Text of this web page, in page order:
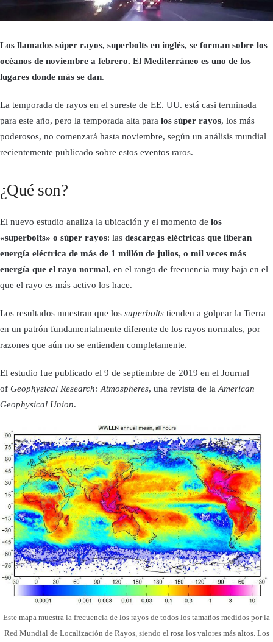
Los llamados súper rayos, superbolts en inglés, se forman sobre los
océanos de noviembre a febrero. El Mediterráneo es uno de los
lugares donde más se dan.
La temporada de rayos en el sureste de EE. UU. está casi terminada
para este año, pero la temporada alta para los súper rayos, los más
poderosos, no comenzará hasta noviembre, según un análisis mundial
recientemente publicado sobre estos eventos raros.
¿Qué son?
El nuevo estudio analiza la ubicación y el momento de los
«superbolts» o súper rayos: las descargas eléctricas que liberan
energía eléctrica de más de 1 millón de julios, o mil veces más
energía que el rayo normal, en el rango de frecuencia muy baja en el
que el rayo es más activo los hace.
Los resultados muestran que los superbolts tienden a golpear la Tierra
en un patrón fundamentalmente diferente de los rayos normales, por
razones que aún no se entienden completamente.
El estudio fue publicado el 9 de septiembre de 2019 en el Journal
of Geophysical Research: Atmospheres, una revista de laAmerican
Geophysical Union.
Este mapa muestra la frecuencia de los rayos de todos los tamaños medidos por la
Red Mundial de Localización de Rayos, siendo el rosa los valores más altos. Los